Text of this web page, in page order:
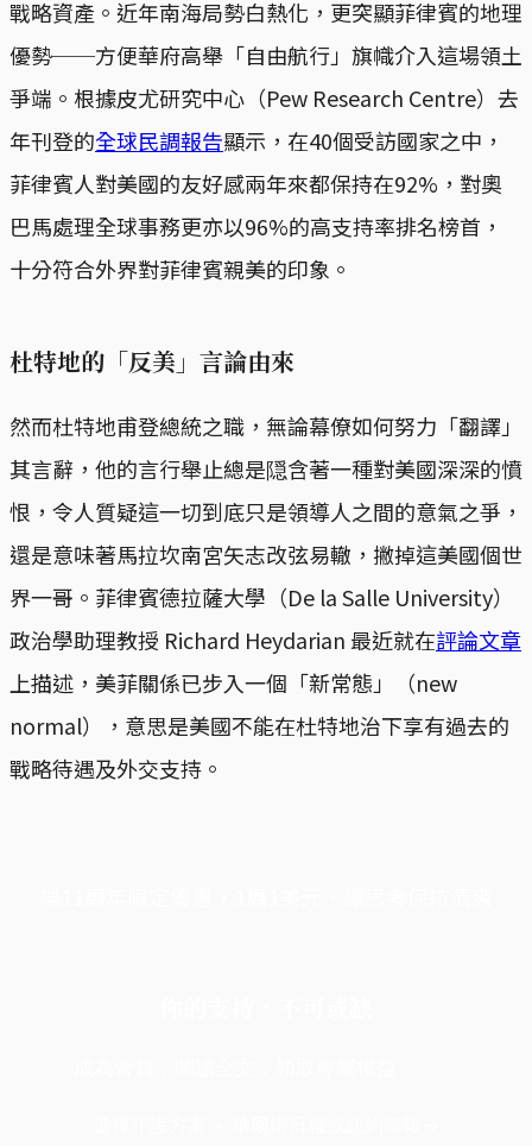
戰略資產。近年南海局勢白熱化，更突顯菲律賓的地理
優勢──方便華府高舉「自由航行」旗幟介入這場領土
爭端。根據皮尤研究中心（Pew Research Centre）去
年刊登的全球民調報告顯示，在40個受訪國家之中，
菲律賓人對美國的友好感兩年來都保持在92%，對奧
巴馬處理全球事務更亦以96%的高支持率排名榜首，
十分符合外界對菲律賓親美的印象。
杜特地的「反美」言論由來
然而杜特地甫登總統之職，無論幕僚如何努力「翻譯」
其言辭，他的言行舉止總是隠含著一種對美國深深的憤
恨，令人質疑這一切到底只是領導人之間的意氣之爭，
還是意味著馬拉坎南宮矢志改弦易轍，撇掉這美國個世
界一哥。菲律賓德拉薩大學（De la Salle University）
政治學助理教授 Richard Heydarian 最近就在評論文章
上描述，美菲關係已步入一個「新常態」（new
normal），意思是美國不能在杜特地治下享有過去的
戰略待遇及外交支持。